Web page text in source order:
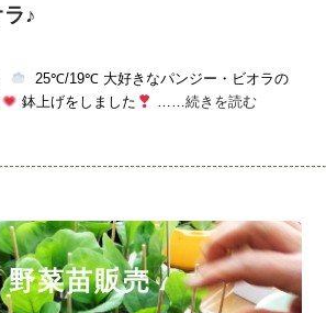
♪
25℃/19℃ 大好きなパンジー・ビオラの
鉢上げをしました ……続きを読む
野菜苗販売